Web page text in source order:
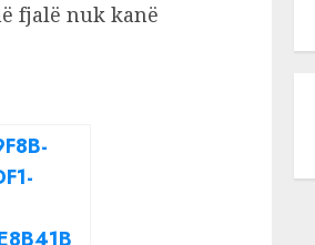
fjalë nuk kanë